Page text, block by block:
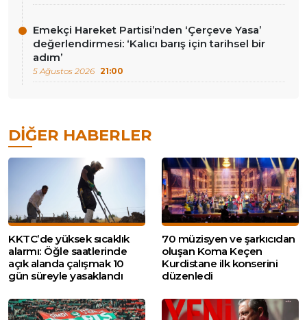
Emekçi Hareket Partisi’nden ‘Çerçeve Yasa’
değerlendirmesi: ‘Kalıcı barış için tarihsel bir
adım’
5 Ağustos 2026 21:00
DIĞER HABERLER
KKTC’de yüksek sıcaklık
alarmı: Öğle saatlerinde
açık alanda çalışmak 10
gün süreyle yasaklandı
70 müzisyen ve şarkıcıdan
oluşan Koma Keçen
Kurdistane ilk konserini
düzenledi